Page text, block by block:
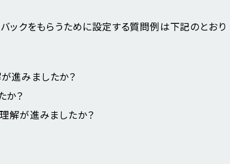
ックをもらうために設定する質問例は下記のとおり
進みましたか？
か？
解が進みましたか？